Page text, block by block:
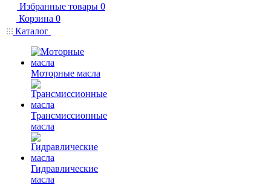
Избранные товары 0
Корзина 0
Каталог
Моторные масла
Трансмиссионные
масла
Гидравлические
масла